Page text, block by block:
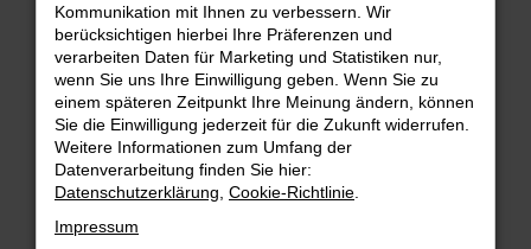
Fehler: Network Error
Beim Laden ist ein Fehler aufgetreten.
Hier sind ein paar Tipps, die dir helfen können:
Überprüfe deine Firewall und deine
Internetverbindung.
Laden andere Webseiten, zum Beispiel deine
Suchmaschine?
Kommunikation mit Ihnen zu verbessern. Wir
berücksichtigen hierbei Ihre Präferenzen und
verarbeiten Daten für Marketing und Statistiken nur,
wenn Sie uns Ihre Einwilligung geben. Wenn Sie zu
einem späteren Zeitpunkt Ihre Meinung ändern, können
Sie die Einwilligung jederzeit für die Zukunft widerrufen.
Weitere Informationen zum Umfang der
Datenverarbeitung finden Sie hier:
Datenschutzerklärung Cookie-Richtlinie
Impressum